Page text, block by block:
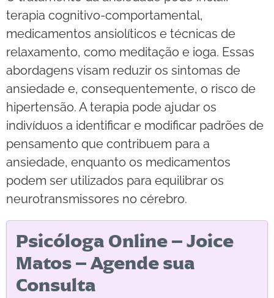
terapia cognitivo-comportamental,
medicamentos ansiolíticos e técnicas de
relaxamento, como meditação e ioga. Essas
abordagens visam reduzir os sintomas de
ansiedade e, consequentemente, o risco de
hipertensão. A terapia pode ajudar os
indivíduos a identificar e modificar padrões de
pensamento que contribuem para a
ansiedade, enquanto os medicamentos
podem ser utilizados para equilibrar os
neurotransmissores no cérebro.
Psicóloga Online – Joice
Matos – Agende sua
Consulta